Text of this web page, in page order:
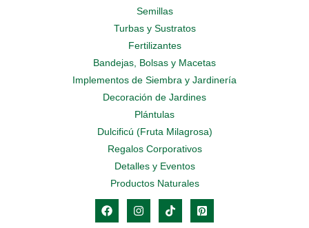
Semillas
Turbas y Sustratos
Fertilizantes
Bandejas, Bolsas y Macetas
Implementos de Siembra y Jardinería
Decoración de Jardines
Plántulas
Dulcificú (Fruta Milagrosa)
Regalos Corporativos
Detalles y Eventos
Productos Naturales